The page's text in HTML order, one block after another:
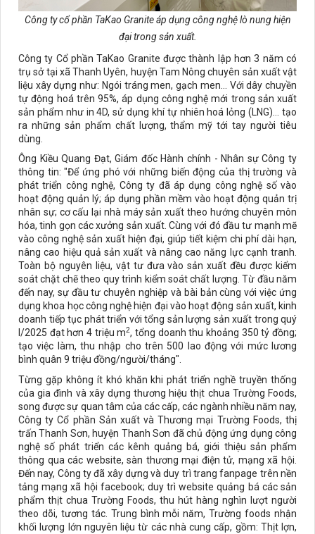
Công ty cổ phần TaKao Granite áp dụng công nghệ lò nung hiện
đại trong sản xuất.
Công ty Cổ phần TaKao Granite được thành lập hơn 3 năm có
trụ sở tại xã Thanh Uyên, huyện Tam Nông chuyên sản xuất vật
liệu xây dựng như: Ngói tráng men, gạch men... Với dây chuyền
tự động hoá trên 95%, áp dụng công nghệ mới trong sản xuất
sản phẩm như in 4D, sử dụng khí tự nhiên hoá lỏng (LNG)... tạo
ra những sản phẩm chất lượng, thẩm mỹ tới tay người tiêu
dùng.
Ông Kiều Quang Đạt, Giám đốc Hành chính - Nhân sự Công ty
thông tin: "Để ứng phó với những biến động của thị trường và
phát triển công nghệ, Công ty đã áp dụng công nghệ số vào
hoạt động quản lý; áp dụng phần mềm vào hoạt động quản trị
nhân sự; cơ cấu lại nhà máy sản xuất theo hướng chuyên môn
hóa, tinh gọn các xưởng sản xuất. Cùng với đó đầu tư mạnh mẽ
vào công nghệ sản xuất hiện đại, giúp tiết kiệm chi phí dài hạn,
nâng cao hiệu quả sản xuất và nâng cao năng lực cạnh tranh.
Toàn bộ nguyên liệu, vật tư đưa vào sản xuất đều được kiểm
soát chặt chẽ theo quy trình kiểm soát chất lượng. Từ đầu năm
đến nay, sự đầu tư chuyên nghiệp và bài bản cùng với việc ứng
dụng khoa học công nghệ hiện đại vào hoạt động sản xuất, kinh
doanh tiếp tục phát triển với tổng sản lượng sản xuất trong quý
I/2025 đạt hơn 4 triệu m2, tổng doanh thu khoảng 350 tỷ đồng;
tạo việc làm, thu nhập cho trên 500 lao động với mức lương
bình quân 9 triệu đồng/người/tháng".
Từng gặp không ít khó khăn khi phát triển nghề truyền thống
của gia đình và xây dựng thương hiệu thịt chua Trường Foods,
song được sự quan tâm của các cấp, các ngành nhiều năm nay,
Công ty Cổ phần Sản xuất và Thương mại Trường Foods, thị
trấn Thanh Sơn, huyện Thanh Sơn đã chủ động ứng dụng công
nghệ số phát triển các kênh quảng bá, giới thiệu sản phẩm
thông qua các website, sàn thương mại điện tử, mạng xã hội.
Đến nay, Công ty đã xây dựng và duy trì trang fanpage trên nền
tảng mạng xã hội facebook; duy trì website quảng bá các sản
phẩm thịt chua Trường Foods, thu hút hàng nghìn lượt người
theo dõi, tương tác. Trung bình mỗi năm, Trường foods nhận
khối lượng lớn nguyên liệu từ các nhà cung cấp, gồm: Thịt lợn,